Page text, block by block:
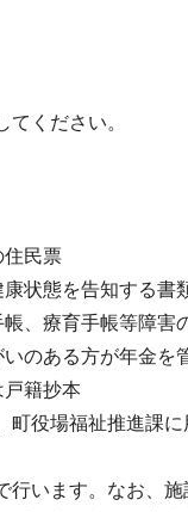
ください。
民票
を告知する書類
手帳等障害の程
方が年金を管理
籍抄本
祉推進課に用
います。なお、